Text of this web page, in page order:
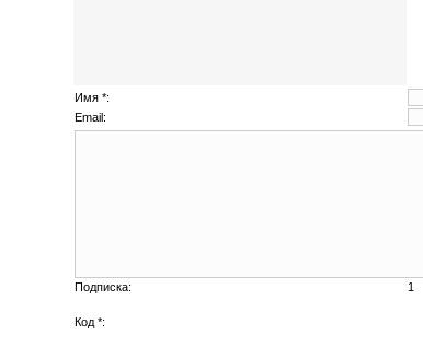
Имя *:
Email:
Подписка: 1
Код *: